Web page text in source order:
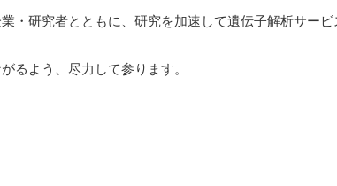
・研究者とともに、研究を加速して遺伝子解析サービ
るよう、尽力して参ります。